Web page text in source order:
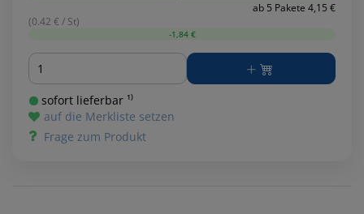
ab 5 Pakete 4,15 €
(0.42 € / St)
-1,84 €
Menge
sofort lieferbar ¹⁾
auf die Merkliste setzen
Frage zum Produkt